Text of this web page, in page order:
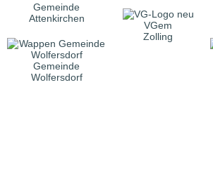
Gemeinde
Attenkirchen
VGem
Zolling
Gemeinde
Wolfersdorf